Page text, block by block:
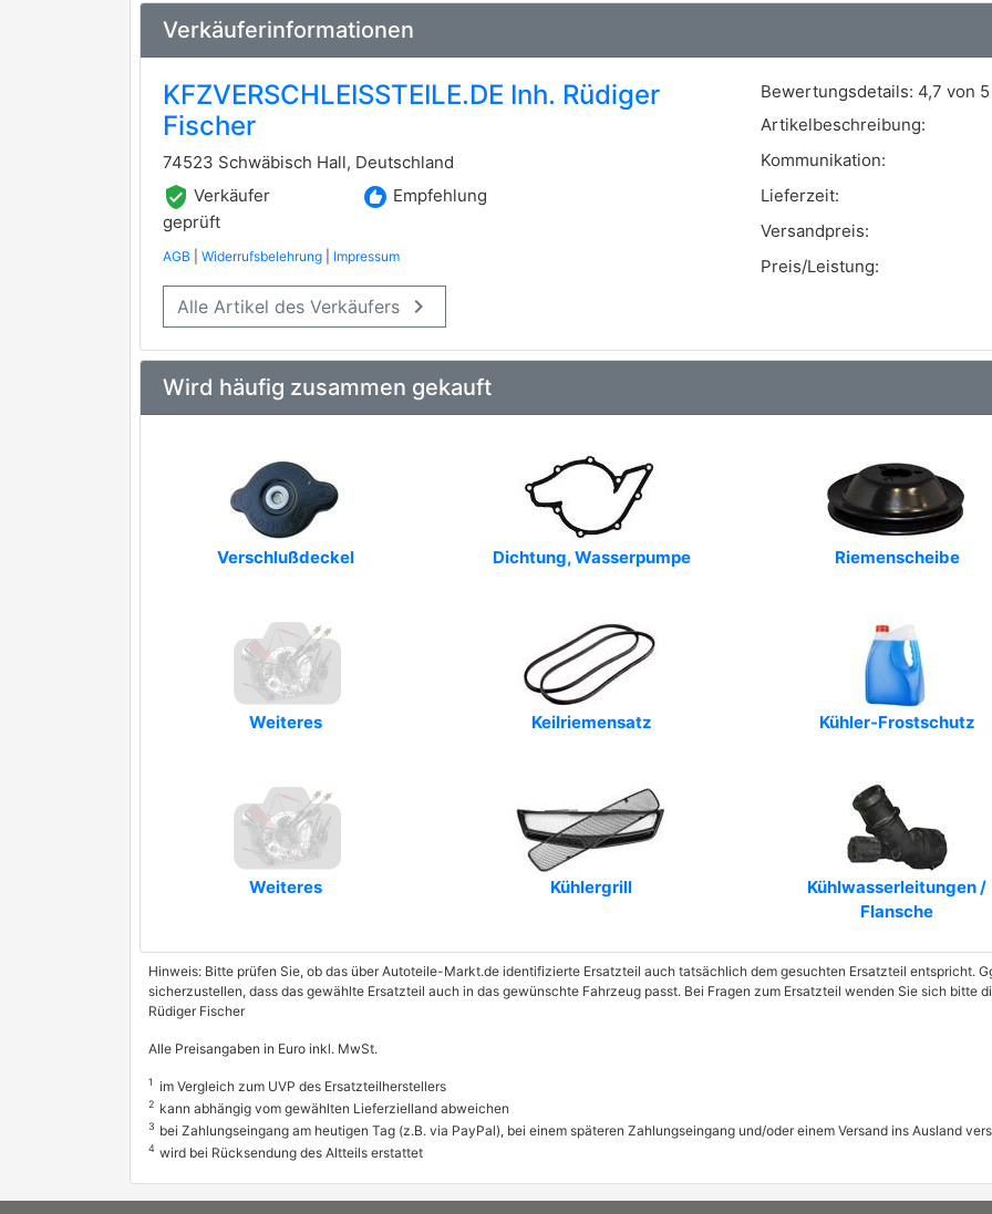
Verkäuferinformationen
KFZVERSCHLEISSTEILE.DE Inh. Rüdiger
Fischer
74523 Schwäbisch Hall, Deutschland
verified_user Verkäufer
geprüft
recommend Empfehlung
AGB Widerrufsbelehrung Impressum
Alle Artikel des Verkäufers keyboard_arrow_right
Bewertungsdetails: 4,7 von 5
Artikelbeschreibung:
Kommunikation:
Lieferzeit:
Versandpreis:
Preis/Leistung:
Wird häufig zusammen gekauft
Verschlußdeckel Dichtung, Wasserpumpe Riemenscheibe
Weiteres Keilriemensatz Kühler-Frostschutz
Weiteres Kühlergrill
Kühlwasserleitungen /
Flansche
Hinweis: Bitte prüfen Sie, ob das über Autoteile-Markt.de identifizierte Ersatzteil auch tatsächlich dem gesuchten Ersatzteil entspricht.
sicherzustellen, dass das gewählte Ersatzteil auch in das gewünschte Fahrzeug passt. Bei Fragen zum Ersatzteil wenden Sie sich bitte
Rüdiger Fischer
Alle Preisangaben in Euro inkl. MwSt.
1 im Vergleich zum UVP des Ersatzteilherstellers
2 kann abhängig vom gewählten Lieferzielland abweichen
3 bei Zahlungseingang am heutigen Tag (z.B. via PayPal), bei einem späteren Zahlungseingang und/oder einem Versand ins Ausland
4 wird bei Rücksendung des Altteils erstattet